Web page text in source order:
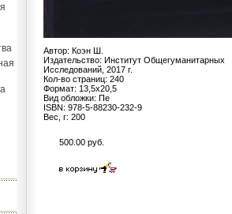
Автор: Коэн Ш.
Издательство: Институт Общегуманитарных
Исследований, 2017 г.
Кол-во страниц: 240
Формат: 13,5х20,5
Вид обложки: Пе
ISBN: 978-5-88230-232-9
Вес, г: 200
500.00 руб.